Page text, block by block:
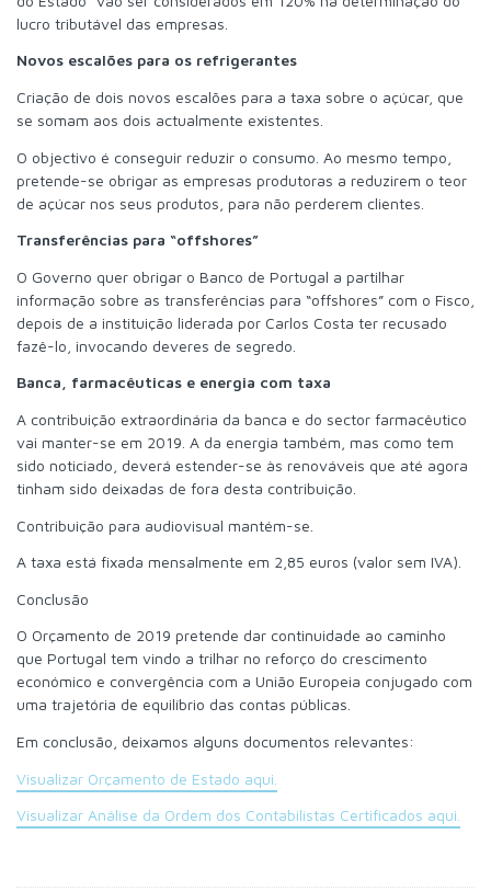
lucro tributável das empresas.
Novos escalões para os refrigerantes
Criação de dois novos escalões para a taxa sobre o açúcar, que
se somam aos dois actualmente existentes.
O objectivo é conseguir reduzir o consumo. Ao mesmo tempo,
pretende-se obrigar as empresas produtoras a reduzirem o teor
de açúcar nos seus produtos, para não perderem clientes.
Transferências para “offshores”
O Governo quer obrigar o Banco de Portugal a partilhar
informação sobre as transferências para “offshores” com o Fisco,
depois de a instituição liderada por Carlos Costa ter recusado
fazê-lo, invocando deveres de segredo.
Banca, farmacêuticas e energia com taxa
A contribuição extraordinária da banca e do sector farmacêutico
vai manter-se em 2019. A da energia também, mas como tem
sido noticiado, deverá estender-se às renováveis que até agora
tinham sido deixadas de fora desta contribuição.
Contribuição para audiovisual mantém-se.
A taxa está fixada mensalmente em 2,85 euros (valor sem IVA).
Conclusão
O Orçamento de 2019 pretende dar continuidade ao caminho
que Portugal tem vindo a trilhar no reforço do crescimento
económico e convergência com a União Europeia conjugado com
uma trajetória de equilíbrio das contas públicas.
Em conclusão, deixamos alguns documentos relevantes:
Visualizar Orçamento de Estado aqui.
Visualizar Análise da Ordem dos Contabilistas Certificados aqui.